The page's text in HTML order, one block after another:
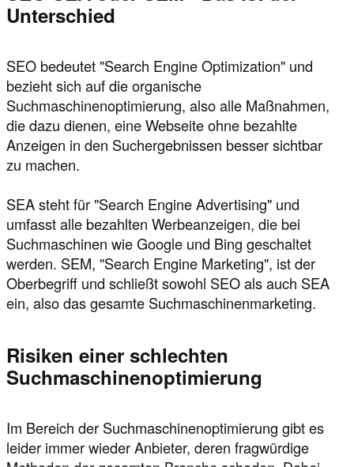
Unterschied
SEO bedeutet "Search Engine Optimization" und
bezieht sich auf die organische
Suchmaschinenoptimierung, also alle Maßnahmen,
die dazu dienen, eine Webseite ohne bezahlte
Anzeigen in den Suchergebnissen besser sichtbar
zu machen.
SEA steht für "Search Engine Advertising" und
umfasst alle bezahlten Werbeanzeigen, die bei
Suchmaschinen wie Google und Bing geschaltet
werden. SEM, "Search Engine Marketing", ist der
Oberbegriff und schließt sowohl SEO als auch SEA
ein, also das gesamte Suchmaschinenmarketing.
Risiken einer schlechten
Suchmaschinenoptimierung
Im Bereich der Suchmaschinenoptimierung gibt es
leider immer wieder Anbieter, deren fragwürdige